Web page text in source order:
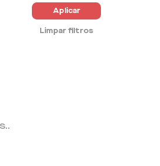
Aplicar
Limpar filtros
.